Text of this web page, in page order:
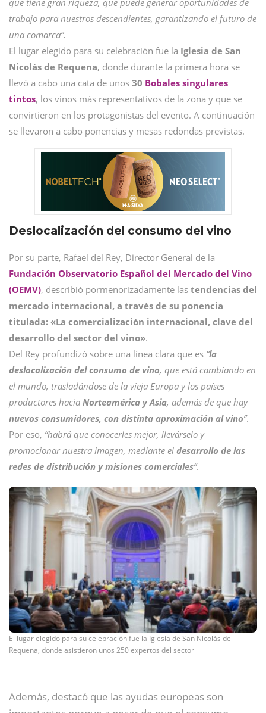
que tiene gran riqueza, que puede generar oportunidades de
trabajo para nuestros descendientes, garantizando el futuro de
una comarca”.
El lugar elegido para su celebración fue la Iglesia de San
Nicolás de Requena, donde durante la primera hora se
llevó a cabo una cata de unos 30 Bobales singulares
tintos, los vinos más representativos de la zona y que se
convirtieron en los protagonistas del evento. A continuación
se llevaron a cabo ponencias y mesas redondas previstas.
Deslocalización del consumo del vino
Por su parte, Rafael del Rey, Director General de la
Fundación Observatorio Español del Mercado del Vino
(OEMV), describió pormenorizadamente las tendencias del
mercado internacional, a través de su ponencia
titulada: «La comercialización internacional, clave del
desarrollo del sector del vino».
Del Rey profundizó sobre una línea clara que es “la
deslocalización del consumo de vino, que está cambiando en
el mundo, trasladándose de la vieja Europa y los países
productores hacia Norteamérica y Asia, además de que hay
nuevos consumidores, con distinta aproximación al vino”.
Por eso, “habrá que conocerles mejor, llevárselo y
promocionar nuestra imagen, mediante el desarrollo de las
redes de distribución y misiones comerciales”.
El lugar elegido para su celebración fue la Iglesia de San Nicolás de
Requena, donde asistieron unos 250 expertos del sector
Además, destacó que las ayudas europeas son